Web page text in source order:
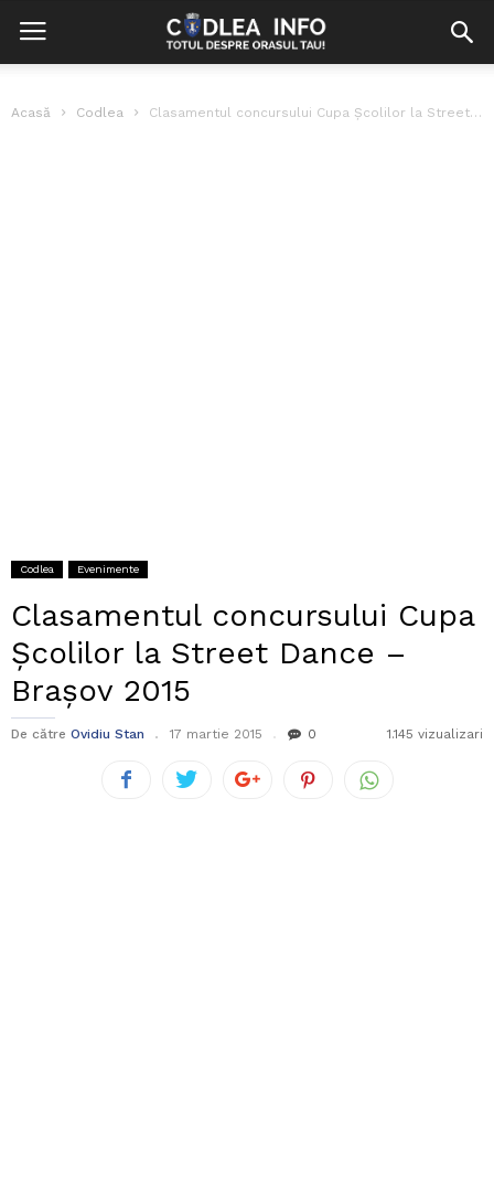
Acasă Codlea Clasamentul concursului Cupa Școlilor la Street Dance – Brașov 2015
Codlea Evenimente
Clasamentul concursului Cupa
Școlilor la Street Dance –
Brașov 2015
De către Ovidiu Stan 17 martie 2015 0 1.145 vizualizari